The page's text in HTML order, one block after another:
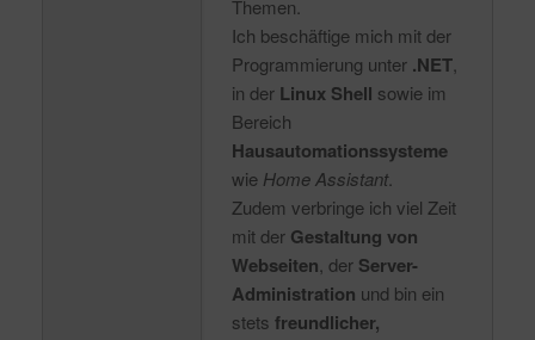
Themen.
Ich beschäftige mich mit der
Programmierung unter .NET
in der Linux Shell sowie im
Bereich
Hausautomationssysteme
wie Home Assistant.
Zudem verbringe ich viel Zeit
mit der Gestaltung von
Webseiten , der Server-
Administration und bin ein
stets freundlicher,